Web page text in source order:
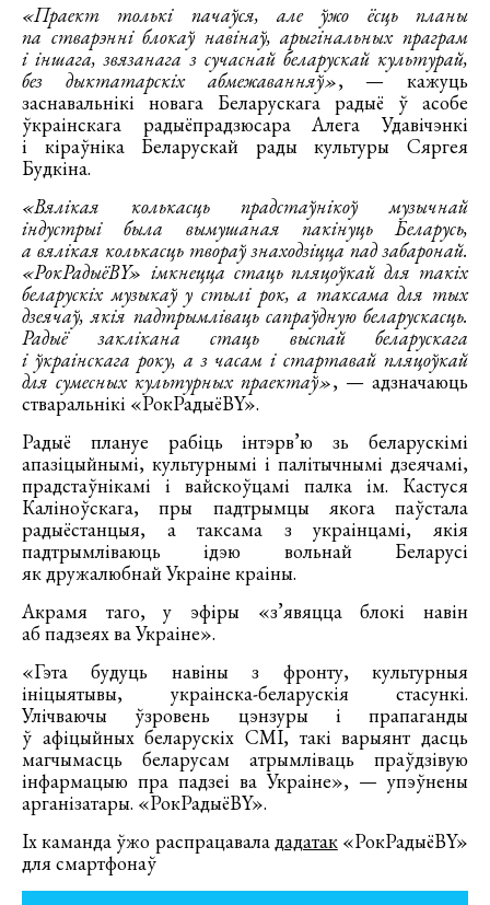
«Праект толькі пачаўся, але ўжо ёсць планы
па стварэнні блокаў навінаў, арыгінальных праграм
і іншага, звязанага з сучаснай беларускай культурай,
без дыктатарскіх абмежаванняў», — кажуць
заснавальнікі новага Беларускага радыё ў асобе
ўкраінскага радыёпрадзюсара Алега Удавічэнкі
і кіраўніка Беларускай рады культуры Сяргея
Будкіна.
«Вялікая колькасць прадстаўнікоў музычнай
індустрыі была вымушаная пакінуць Беларусь,
а вялікая колькасць твораў знаходзіцца пад забаронай.
«РокРадыёBY» імкнецца стаць пляцоўкай для такіх
беларускіх музыкаў у стылі рок, а таксама для тых
дзеячаў, якія падтрымліваць сапраўдную беларускасць.
Радыё заклікана стаць выспай беларускага
і ўкраінскага року, а з часам і стартавай пляцоўкай
для сумесных культурных праектаў», — адзначаюць
стваральнікі «РокРадыёBY».
Радыё плануе рабіць інтэрв’ю зь беларускімі
апазіцыйнымі, культурнымі і палітычнымі дзеячамі,
прадстаўнікамі і вайскоўцамі палка ім. Кастуся
Каліноўскага, пры падтрымцы якога паўстала
радыёстанцыя, а таксама з украінцамі, якія
падтрымліваюць ідэю вольнай Беларусі
як дружалюбнай Украіне краіны.
Акрамя таго, у эфіры «з’явяцца блокі навін
аб падзеях ва Украіне».
«Гэта будуць навіны з фронту, культурныя
ініцыятывы, украінска-беларускія стасункі.
Улічваючы ўзровень цэнзуры і прапаганды
ў афіцыйных беларускіх СМІ, такі варыянт дасць
магчымасць беларусам атрымліваць праўдзівую
інфармацыю пра падзеі ва Украіне», — упэўнены
арганізатары. «РокРадыёBY».
Іх каманда ўжо распрацавалададатак«РокРадыёBY»
для смартфонаў